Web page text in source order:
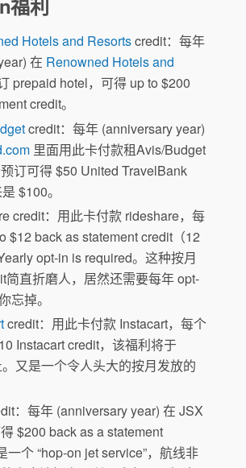
福利
Hotels and Resortscredit：每年
在 Renowned Hotels and
prepaid hotel，可得 up to $200
credit。
credit：每年 (anniversary year)
里面用此卡付款租Avis/Budget
订可得 $50 United TravelBank
$100。
credit：用此卡付款 rideshare，每
$12 back as statement credit（12
opt-in is required。这种按月
简直折磨人，居然还需要每年 opt-
忘掉。
credit：用此卡付款 Instacart，每个
Instacart credit，该福利将于
又是一个令人头大的按月发放的
：每年 (anniversary year) 在 JSX
$200 back as a statement
一个 “hop-on jet service”，航线非